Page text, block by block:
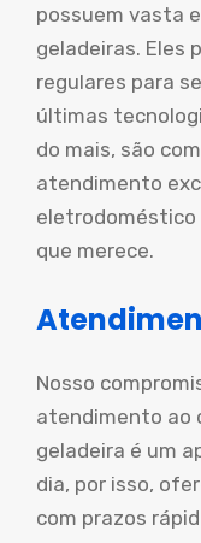
possuem vasta
geladeiras. Eles
regulares para
últimas
do mais, são
atendimento
eletrodoméstico
que merece.
Nosso
atendimento ao
geladeira é um
dia, por isso,
com prazos